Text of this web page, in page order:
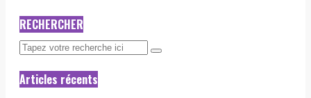
RECHERCHER
Articles récents